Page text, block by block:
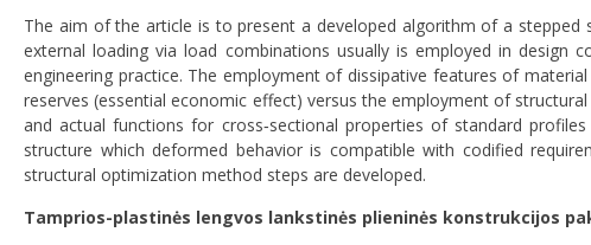
The aim of the article is to present a developed algorithm of a
external loading via load combinations usually is employed in design
engineering practice. The employment of dissipative features of
reserves (essential economic effect) versus the employment of
and actual functions for cross‐sectional properties of standard
structure which deformed behavior is compatible with codified
structural optimization method steps are developed.
Tamprios-plastinės lengvos lankstinės plieninės konstrukcijos